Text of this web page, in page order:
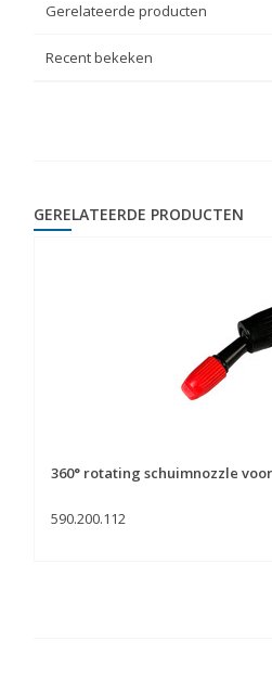
Gerelateerde producten
Recent bekeken
GERELATEERDE PRODUCTEN
360° rotating schuimnozzle voor
590.200.112